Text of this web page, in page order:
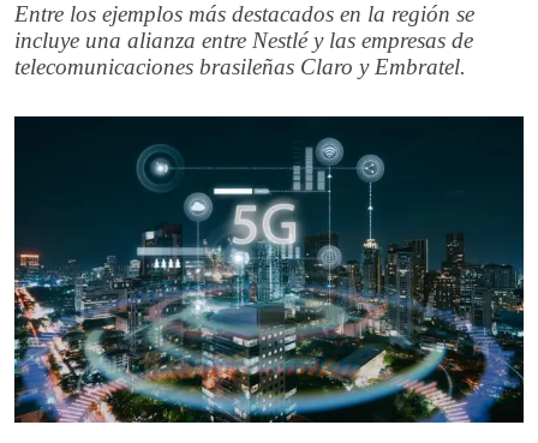
Entre los ejemplos más destacados en la región se
incluye una alianza entre Nestlé y las empresas de
telecomunicaciones brasileñas Claro y Embratel.